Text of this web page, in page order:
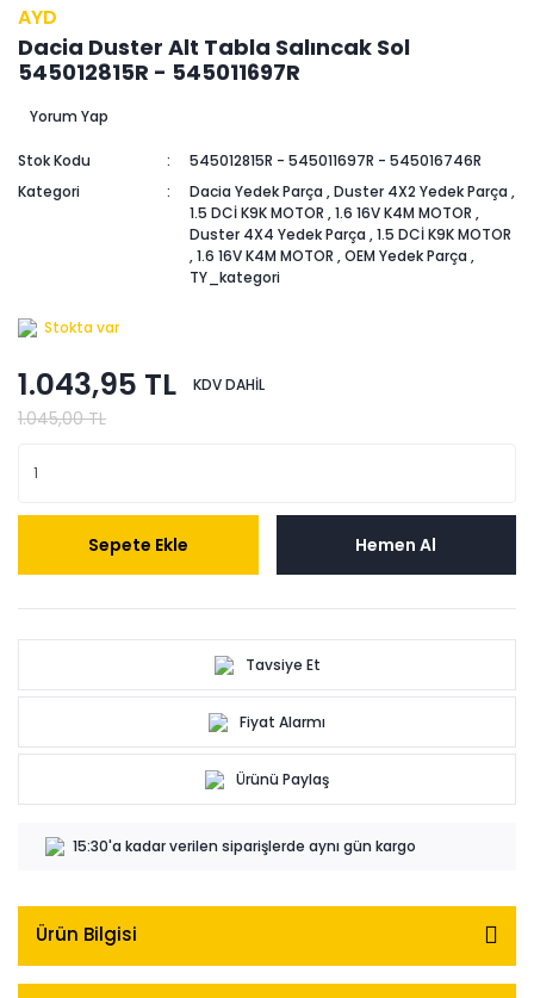
AYD
Dacia Duster Alt Tabla Salıncak Sol
545012815R - 545011697R
Yorum Yap
Stok Kodu
545012815R - 545011697R - 545016746R
Kategori
Dacia Yedek Parça ,Duster 4X2 Yedek Parça ,
1.5 DCİ K9K MOTOR ,1.6 16V K4M MOTOR ,
Duster 4X4 Yedek Parça ,1.5 DCİ K9K MOTOR
,1.6 16V K4M MOTOR ,OEM Yedek Parça ,
TY_kategori
Stokta var
1.043,95 TL KDV DAHİL
1.045,00 TL
Sepete Ekle Hemen Al
Tavsiye Et
Fiyat Alarmı
Ürünü Paylaş
15:30'a kadar verilen siparişlerde aynı gün kargo
Ürün Bilgisi